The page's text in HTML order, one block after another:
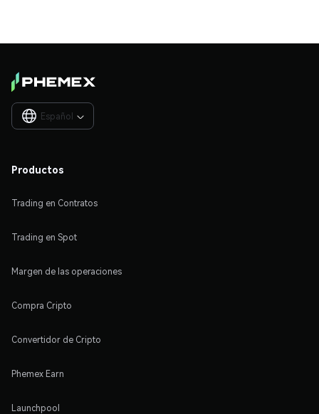
Español 
Productos
Trading en Contratos
Trading en Spot
Margen de las operaciones
Compra Cripto
Convertidor de Cripto
Phemex Earn
Launchpool